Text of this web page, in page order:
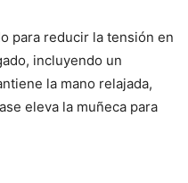
para reducir la tensión en
incluyendo un
la mano relajada,
eleva la muñeca para